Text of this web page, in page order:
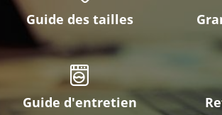
Guide des tailles
Guide d'entretien